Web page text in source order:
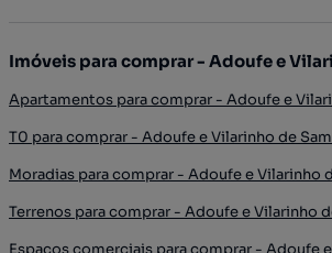
Imóveis para comprar - Adoufe e
Apartamentos para comprar - Adoufe e
T0 para comprar - Adoufe e Vilarinho de
Moradias para comprar - Adoufe e Vilarinho
Terrenos para comprar - Adoufe e Vilarinho
Espaços comerciais para comprar - Adoufe